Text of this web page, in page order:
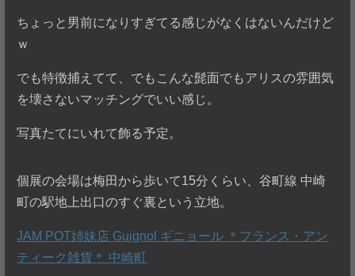
ちょっと男前になりすぎてる感じがなくはないんだけど
ｗ
でも特徴捕えてて、でもこんな髭面でもアリスの雰囲気
を壊さないマッチングでいい感じ。
写真たてにいれて飾る予定。
個展の会場は梅田から歩いて15分くらい、谷町線 中崎
町の駅地上出口のすぐ裏という立地。
JAM POT姉妹店 Guignol ギニョール ＊フランス・アン
ティーク雑貨＊ 中崎町